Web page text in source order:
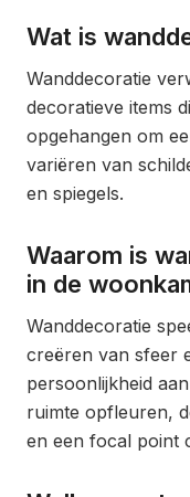
Wat is
Wanddecoratie
decoratieve items
opgehangen om
variëren van
en spiegels.
Waarom is
in de
Wanddecoratie
creëren van sfeer
persoonlijkheid
ruimte opfleuren,
en een focal point